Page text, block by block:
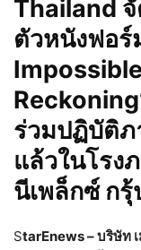
Thailand จั
ตัวหนังฟอร์
ร่วมปฏิบัติภ
แล้วในโรง
นีเพล็กซ์ ก
StarEnews – บริษัท